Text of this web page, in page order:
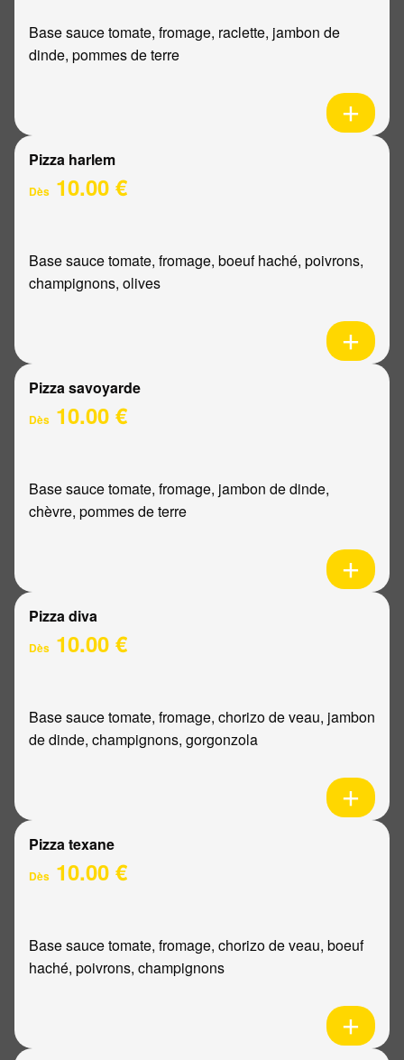
Base sauce tomate, fromage, raclette, jambon de
dinde, pommes de terre
Pizza harlem
Dès 10.00 €
Base sauce tomate, fromage, boeuf haché, poivrons,
champignons, olives
Pizza savoyarde
Dès 10.00 €
Base sauce tomate, fromage, jambon de dinde,
chèvre, pommes de terre
Pizza diva
Dès 10.00 €
Base sauce tomate, fromage, chorizo de veau, jambon
de dinde, champignons, gorgonzola
Pizza texane
Dès 10.00 €
Base sauce tomate, fromage, chorizo de veau, boeuf
haché, poivrons, champignons